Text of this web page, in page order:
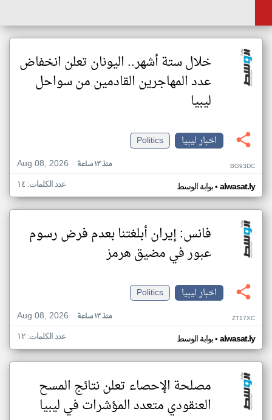
خلال ستة أشهر.. اليونان تعلن انخفاض
عدد المهاجرين القادمين من سواحل
ليبيا
اخبار ليبيا
Politics
Aug 08, 2026
منذ ١٣ ساعة BG93DC
بوابة الوسط• alwasat.ly عدد الكلمات: ١٤
فانس: إيران أبلغتنا بعدم فرض رسوم
عبور في مضيق هرمز
اخبار ليبيا
Politics
Aug 08, 2026
منذ ١٣ ساعة ZT17XC
بوابة الوسط• alwasat.ly عدد الكلمات: ١٢
مصلحة الإحصاء تعلن نتائج المسح
العنقودي متعدد المؤشرات في ليبيا